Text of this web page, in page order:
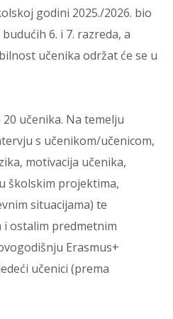
godini 2025./2026. bio
6. i 7. razreda, a
učenika održat će se u
učenika. Na temelju
s učenikom/učenicom,
motivacija učenika,
školskim projektima,
situacijama) te
i ostalim predmetnim
Erasmus+
učenici (prema